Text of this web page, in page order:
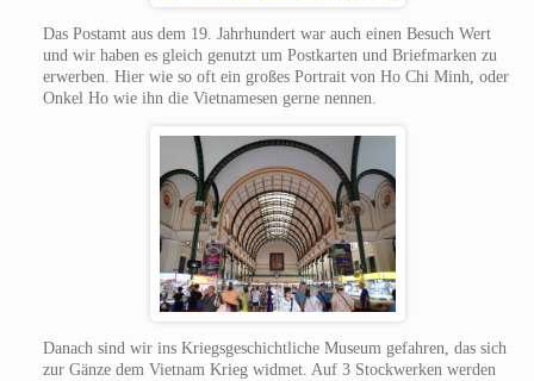
Das Postamt aus dem 19. Jahrhundert war auch einen Besuch Wert
und wir haben es gleich genutzt um Postkarten und Briefmarken zu
erwerben. Hier wie so oft ein großes Portrait von Ho Chi Minh, oder
Onkel Ho wie ihn die Vietnamesen gerne nennen.
Danach sind wir ins Kriegsgeschichtliche Museum gefahren, das sich
zur Gänze dem Vietnam Krieg widmet. Auf 3 Stockwerken werden